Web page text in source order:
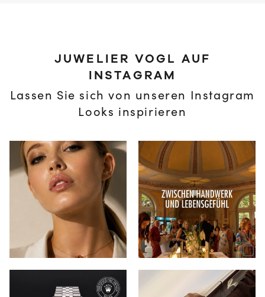
JUWELIER VOGL AUF
INSTAGRAM
Lassen Sie sich von unseren Instagram
Looks inspirieren